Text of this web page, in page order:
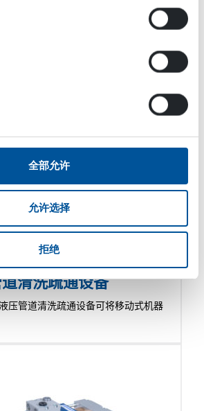
全部允许
允许选择
拒绝
DUST 高压抑尘系统是最具创新性的
道清洗疏通设备
压管道清洗疏通设备可将移动式机器